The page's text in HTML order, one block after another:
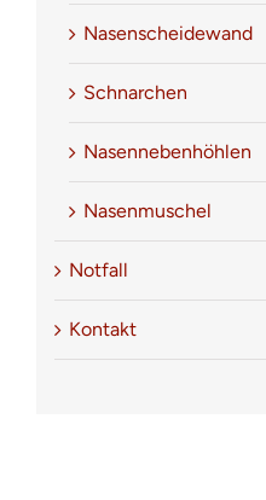
Nasenscheidewand
Schnarchen
Nasennebenhöhlen
Nasenmuschel
Notfall
Kontakt